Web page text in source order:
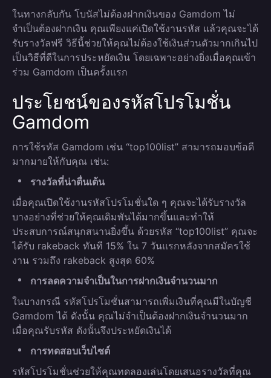
ในทางกลับกัน โบนัสไม่ต้องฝากเงินของ Gamdom ไม่
จำเป็นต้องฝากเงิน คุณเพียงแค่เปิดใช้งานรหัส แล้วคุณจะได้
รับรางวัลฟรี วิธีนี้ช่วยให้คุณไม่ต้องใช้เงินส่วนตัวมากเกินไป
เป็นวิธีที่ดีในการประหยัดเงิน โดยเฉพาะอย่างยิ่งเมื่อคุณเข้า
ร่วม Gamdom เป็นครั้งแรก
ประโยชน์ของรหัสโปรโมชั่น
Gamdom
การใช้รหัส Gamdom เช่น “top100list” สามารถมอบข้อดี
มากมายให้กับคุณ เช่น:
รางวัลที่น่าตื่นเต้น
เมื่อคุณเปิดใช้งานรหัสโปรโมชั่นใด ๆ คุณจะได้รับรางวัล
บางอย่างที่ช่วยให้คุณเดิมพันได้มากขึ้นและทำให้
ประสบการณ์สนุกสนานยิ่งขึ้น ด้วยรหัส “top100list” คุณจะ
ได้รับ rakeback ทันที 15% ใน 7 วันแรกหลังจากสมัครใช้
งาน รวมถึง rakeback สูงสุด 60%
การลดความจำเป็นในการฝากเงินจำนวนมาก
ในบางกรณี รหัสโปรโมชั่นสามารถเพิ่มเงินที่คุณมีในบัญชี
Gamdom ได้ ดังนั้น คุณไม่จำเป็นต้องฝากเงินจำนวนมาก
เมื่อคุณรับรหัส ดังนั้นจึงประหยัดเงินได้
การทดสอบเว็บไซต์
รหัสโปรโมชั่นช่วยให้คุณทดลองเล่นโดยเสนอรางวัลที่คุณ